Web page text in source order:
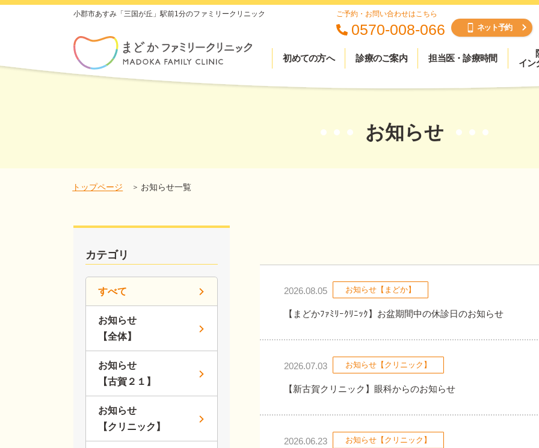
小郡市あすみ「三国が丘」駅前1分のファミリークリニック ご予約・お問い合わせはこちら
0570-008-066 ネット予約
初めての方へ 診療のご案内 担当医・診療時間
イン
お知らせ
トップページ お知らせ一覧
カテゴリ
すべて
お知らせ
【全体】
お知らせ
【古賀２１】
お知らせ
【クリニック】
2026.08.05 お知らせ【まどか】
【まどかﾌｧﾐﾘｰｸﾘﾆｯｸ】お盆期間中の休診日のお知らせ
2026.07.03 お知らせ【クリニック】
【新古賀クリニック】眼科からのお知らせ
2026.06.23 お知らせ【クリニック】